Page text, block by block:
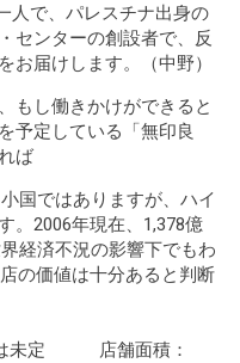
人で、パレスチナ出身の
センターの創設者で、反
届けします。（中野）
もし働きかけができると
予定している「無印良
ば
国ではありますが、ハイ
。2006年現在、1,378億
経済不況の影響下でもわ
の価値は十分あると判断
は未定 店舗面積：